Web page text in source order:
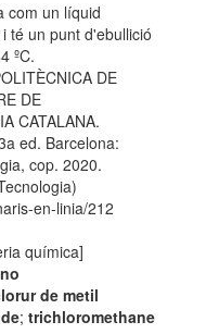
com un líquid
té un punt d'ebullició
ºC.
DE
DE
CATALANA.
ed. Barcelona:
cop. 2020.
en-linia/212
química]
de metil
;trichloromethane